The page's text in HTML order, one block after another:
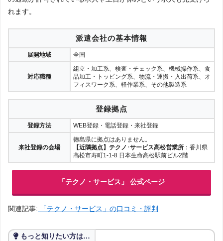
れます。
派遣会社の基本情報
展開地域 全国
対応職種
組立・加工系、検査・チェック系、機械操作系、食
品加工・トッピング系、物流・運搬・入出荷系、オ
フィスワーク系、軽作業系、その他製造系
登録拠点
登録方法 WEB登録・電話登録・来社登録
来社登録の会場
徳島県に拠点はありません。
【近隣拠点】テクノ･サービス高松営業所 ：香川県
高松市寿町1-1-8 日本生命高松駅前ビル2階
「テクノ・サービス」 公式ページ
関連記事: 「テクノ・サービス」の口コミ・評判
もっと知りたい方は…